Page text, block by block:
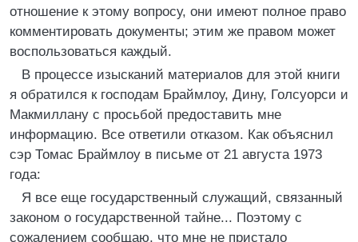
отношение к этому вопросу, они имеют полное право
комментировать документы; этим же правом может
воспользоваться каждый.
В процессе изысканий материалов для этой книги
я обратился к господам Браймлоу, Дину, Голсуорси и
Макмиллану с просьбой предоставить мне
информацию. Все ответили отказом. Как объяснил
сэр Томас Браймлоу в письме от 21 августа 1973
года:
Я все еще государственный служащий, связанный
законом о государственной тайне... Поэтому с
сожалением сообщаю, что мне не пристало